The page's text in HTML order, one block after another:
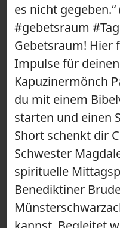
es nicht
#gebetsraum
Gebetsraum! Hier
Impulse für
Kapuzinermönch
du mit einem
starten und einen
Short schenkt dir
Schwester
spirituelle
Benediktiner